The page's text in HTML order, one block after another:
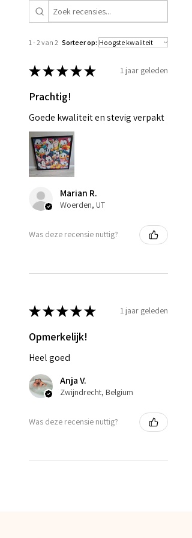
1 - 2 van 2 Sorteer op:
★★★★★ 1 jaar geleden
Prachtig!
Goede kwaliteit en stevig verpakt
Marian R.
Woerden, UT
Was deze recensie nuttig?
★★★★★ 1 jaar geleden
Opmerkelijk!
Heel goed
Anja V.
Zwijndrecht, Belgium
Was deze recensie nuttig?